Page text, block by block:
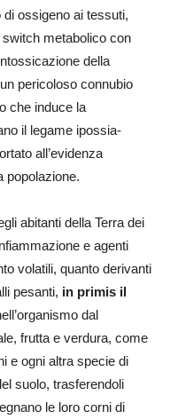
di ossigeno ai tessuti,
metabolico con
della
pericoloso connubio
che induce la
il legame ipossia-
all’evidenza
popolazione.
abitanti della Terra dei
e agenti
volatili, quanto derivanti
pesanti, in primis il
dal
frutta e verdura, come
e ogni altra specie di
suolo, trasferendoli
le loro corni di